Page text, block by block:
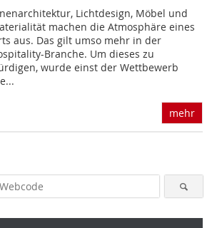
Lichtdesign, Möbel und
machen die Atmosphäre eines
aus. Das gilt umso mehr in der
Branche. Um dieses zu
wurde einst der Wettbewerb
mehr